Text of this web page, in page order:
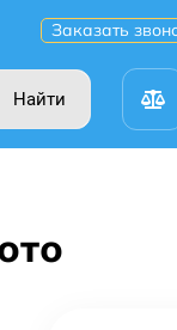
Заказать
Найти